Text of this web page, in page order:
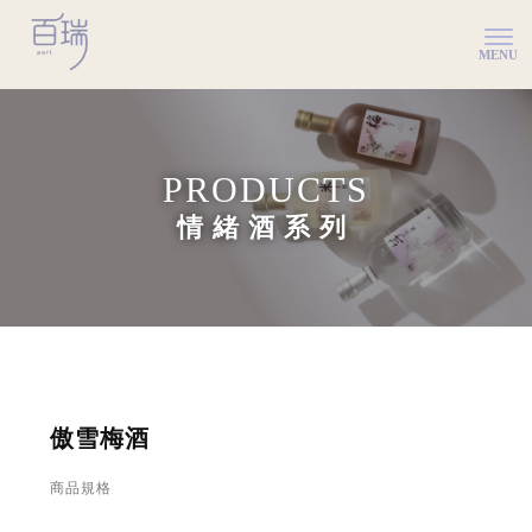
情緒酒系列
傲雪梅酒
商品規格